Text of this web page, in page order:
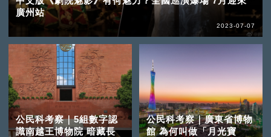
廣州站
2023-07-07
公民科考察｜5組數字認
識南越王博物院 暗藏長
公民科考察｜廣東省博物
館 為何叫做「月光寶